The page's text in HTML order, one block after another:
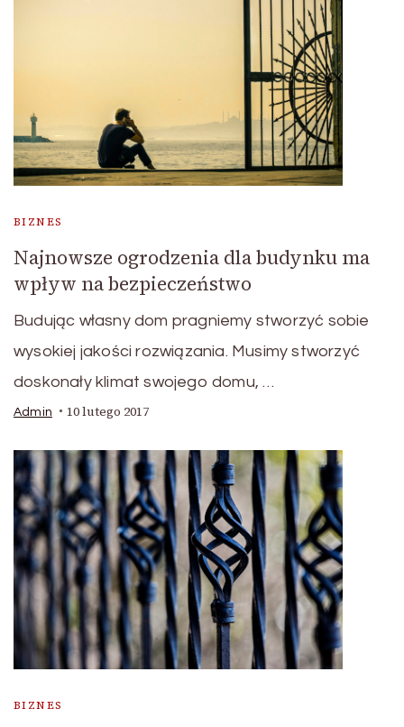
BIZNES
Najnowsze ogrodzenia dla budynku ma
wpływ na bezpieczeństwo
Budując własny dom pragniemy stworzyć sobie
wysokiej jakości rozwiązania. Musimy stworzyć
doskonały klimat swojego domu, …
Admin 10 lutego 2017
BIZNES